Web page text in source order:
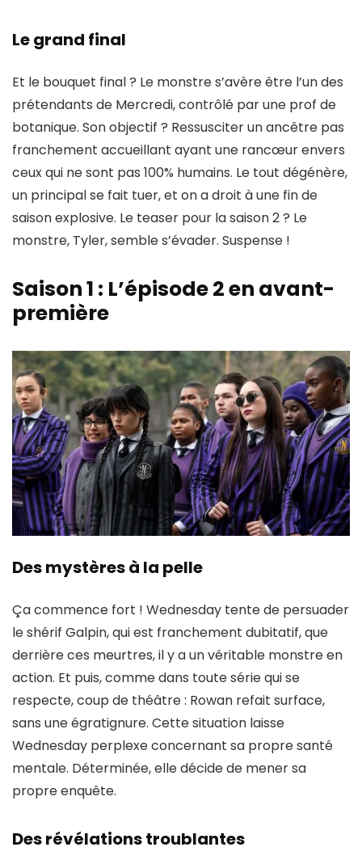
Le grand final
Et le bouquet final ? Le monstre s’avère être l’un des
prétendants de Mercredi, contrôlé par une prof de
botanique. Son objectif ? Ressusciter unancêtre pas
franchement accueillant ayant une rancœur envers
ceux qui ne sont pas 100% humains. Le tout dégénère,
un principal se fait tuer, et on a droit à une fin de
saison explosive. Le teaser pour la saison 2 ? Le
monstre, Tyler, semble s’évader. Suspense !
Saison 1 : L’épisode 2 en avant-
première
Des mystères à la pelle
Ça commence fort ! Wednesday tente de persuader
le shérif Galpin, qui est franchement dubitatif, que
derrière ces meurtres, il y a unvéritable monstre en
action. Et puis, comme dans toute série qui se
respecte, coup de théâtre : Rowan refait surface,
sans une égratignure. Cette situation laisse
Wednesday perplexe concernant sa propre santé
mentale. Déterminée, elle décide de mener sa
propre enquête.
Des révélations troublantes